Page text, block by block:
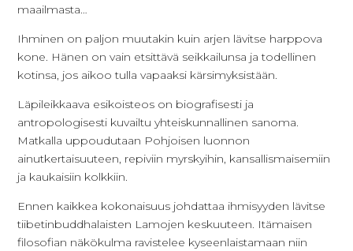
maailmasta…
Ihminen on paljon muutakin kuin arjen lävitse harppova
kone. Hänen on vain etsittävä seikkailunsa ja todellinen
kotinsa, jos aikoo tulla vapaaksi kärsimyksistään.
Läpileikkaava esikoisteos on biografisesti ja
antropologisesti kuvailtu yhteiskunnallinen sanoma.
Matkalla uppoudutaan Pohjoisen luonnon
ainutkertaisuuteen, repiviin myrskyihin, kansallismaisemiin
ja kaukaisiin kolkkiin.
Ennen kaikkea kokonaisuus johdattaa ihmisyyden lävitse
tiibetinbuddhalaisten Lamojen keskuuteen. Itämaisen
filosofian näkökulma ravistelee kyseenlaistamaan niin